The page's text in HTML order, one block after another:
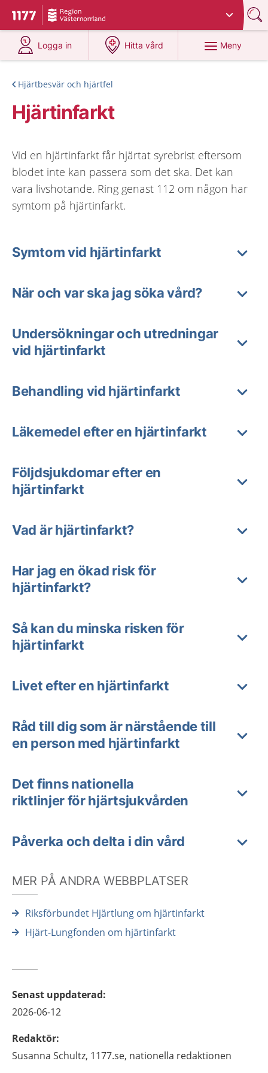
Till startsidan för 1177
Du har valt region
Logga in
på 1177.se
Hitta vård
på 1177.se
Meny
Hjärtbesvär och hjärtfel
Hjärtinfarkt
Vid en hjärtinfarkt får hjärtat syrebrist eftersom
blodet inte kan passera som det ska. Det kan
vara livshotande. Ring genast 112 om någon har
symtom på hjärtinfarkt.
Symtom vid hjärtinfarkt
När och var ska jag söka vård?
Undersökningar och utredningar
vid hjärtinfarkt
Behandling vid hjärtinfarkt
Läkemedel efter en hjärtinfarkt
Följdsjukdomar efter en
hjärtinfarkt
Vad är hjärtinfarkt?
Har jag en ökad risk för
hjärtinfarkt?
Så kan du minska risken för
hjärtinfarkt
Livet efter en hjärtinfarkt
Råd till dig som är närstående till
en person med hjärtinfarkt
Det finns nationella
riktlinjer för hjärtsjukvården
Påverka och delta i din vård
MER PÅ ANDRA WEBBPLATSER
Riksförbundet Hjärtlung om hjärtinfarkt
Hjärt-Lungfonden om hjärtinfarkt
Senast uppdaterad:
2026-06-12
Redaktör:
Susanna Schultz, 1177.se, nationella redaktionen